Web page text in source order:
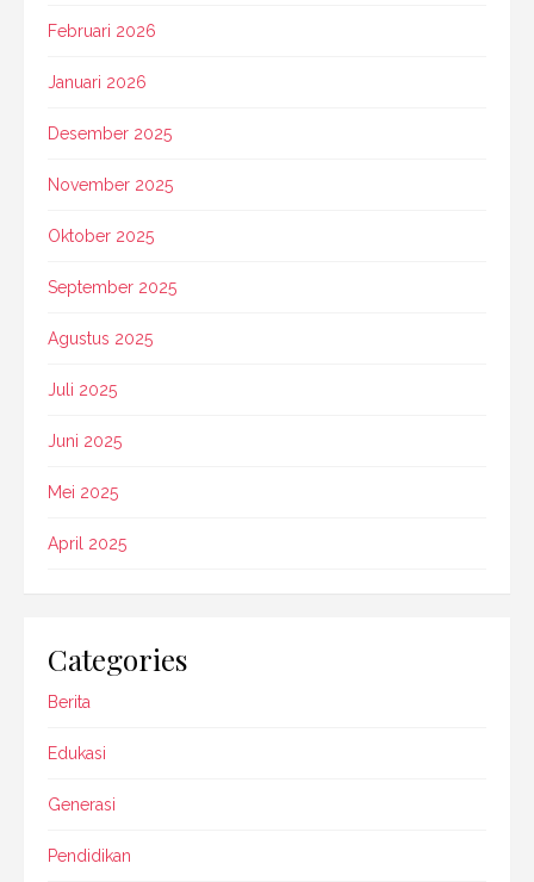
Februari 2026
Januari 2026
Desember 2025
November 2025
Oktober 2025
September 2025
Agustus 2025
Juli 2025
Juni 2025
Mei 2025
April 2025
Categories
Berita
Edukasi
Generasi
Pendidikan